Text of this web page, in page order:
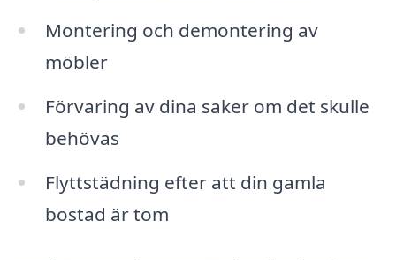
Montering och demontering av
möbler
Förvaring av dina saker om det skulle
behövas
Flyttstädning efter att din gamla
bostad är tom